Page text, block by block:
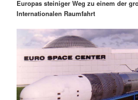
e
n
ä
r
n
a
o
n
Europas steiniger Weg zu einem der
Internationalen Raumfahrt